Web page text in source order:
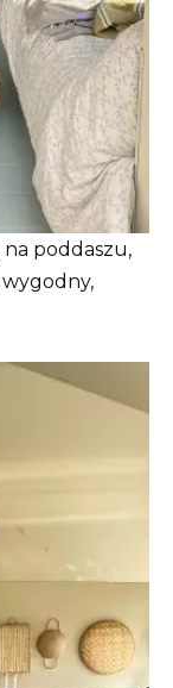
na poddaszu,